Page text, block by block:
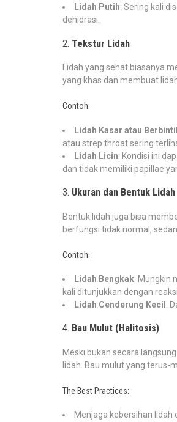
Lidah Putih: Sering kali
dehidrasi.
2. Tekstur Lidah
Lidah yang sehat biasanya
yang khas dan membuat
Contoh:
Lidah Kasar atau Berbintil
atau strep throat sering
Lidah Licin: Kondisi ini
dan tidak memiliki papillae
3. Ukuran dan Bentuk Lidah
Bentuk lidah juga bisa
berfungsi tidak normal,
Contoh:
Lidah Bengkak: Mungkin
kali ditunjukkan dengan reaksi
Lidah Cenderung Kecil :
4. Bau Mulut (Halitosis)
Meski bukan secara
lidah. Bau mulut yang terus-
The Best Practices:
Menjaga kebersihan